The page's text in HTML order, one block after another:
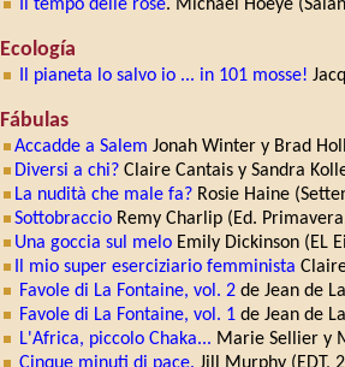
Il tempo delle rose. Michael Hoeye
Ecología
Il pianeta lo salvo io ... in 101 mosse!
Fábulas
Accadde a Salem Jonah Winter y Brad
Diversi a chi? Claire Cantais y Sandra
La nudità che male fa? Rosie Haine
Sottobraccio Remy Charlip (Ed.
Una goccia sul melo Emily Dickinson (EL
Il mio super eserciziario femminista
Favole di La Fontaine, vol. 2 de Jean de
Favole di La Fontaine, vol. 1 de Jean de
L'Africa, piccolo Chaka... Marie Sellier y